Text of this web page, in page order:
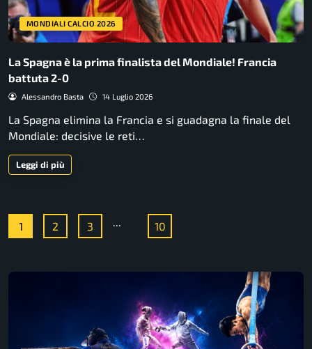
MONDIALI CALCIO 2026
La Spagna è la prima finalista del Mondiale! Francia
battuta 2-0
Alessandro Basta 14 Luglio 2026
La Spagna elimina la Francia e si guadagna la finale del
Mondiale: decisive le reti…
Leggi di più
1 2 3 ... 10